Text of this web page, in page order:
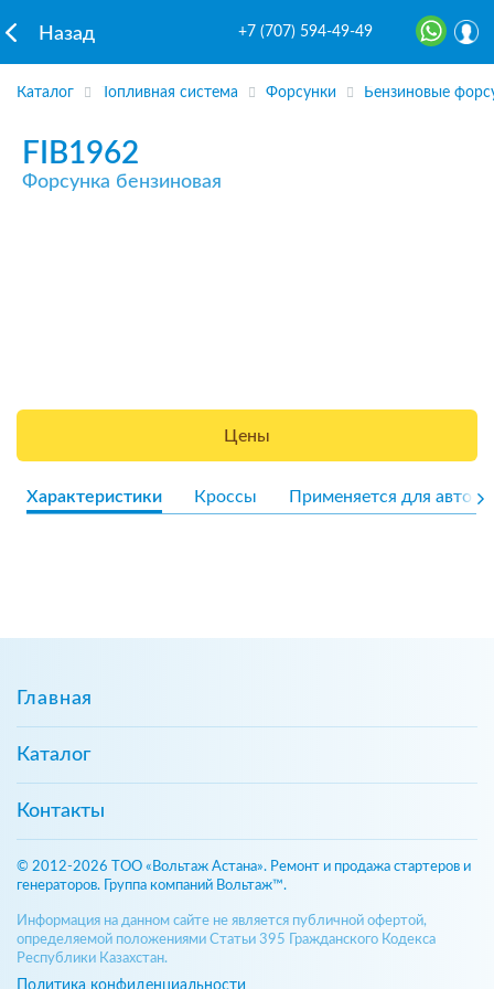
Назад +7 (707) 594-49-49
Каталог Топливная система Форсунки Бензиновые
FIB1962
Форсунка бензиновая
Цены
Характеристики Кроссы Применяется для авто
Главная
Каталог
Контакты
© 2012-2026 ТОО «Вольтаж Астана». Ремонт и продажа стартеров и
генераторов. Группа компаний Вольтаж™.
Информация на данном сайте не является публичной офертой,
определяемой положениями Статьи 395 Гражданского Кодекса
Республики Казахстан.
Политика конфиденциальности